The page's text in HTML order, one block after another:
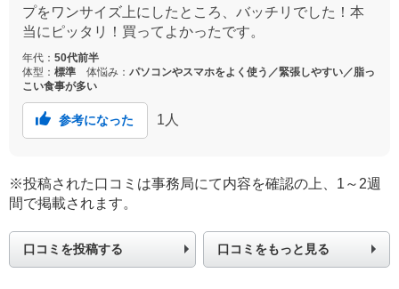
プをワンサイズ上にしたところ、バッチリでした！本
当にピッタリ！買ってよかったです。
年代： 50代前半
体型： 標準 体悩み： パソコンやスマホをよく使う／緊張しやすい／脂っ
こい食事が多い
参考になった 1 人
※投稿された口コミは事務局にて内容を確認の上、1～2週
間で掲載されます。
口コミを投稿する 口コミをもっと見る